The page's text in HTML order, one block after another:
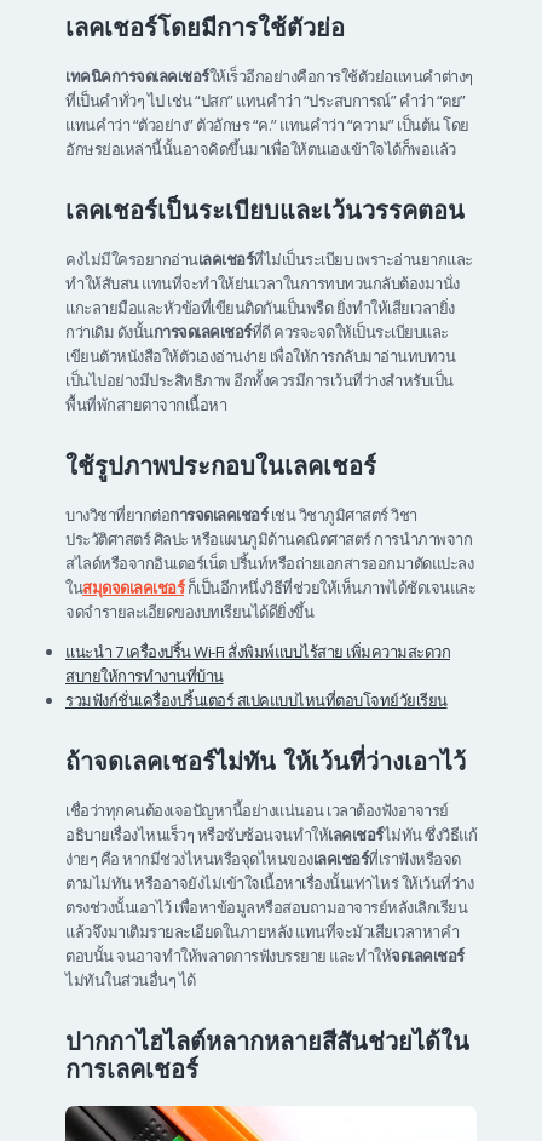
เลคเชอร์โดยมีการใช้ตัวย่อ
เทคนิคการจดเลคเชอร์ให้เร็วอีกอย่างคือการใช้ตัวย่อแทนคำต่างๆ
ที่เป็นคำทั่วๆ ไป เช่น “ปสก” แทนคำว่า “ประสบการณ์” คำว่า “ตย”
แทนคำว่า “ตัวอย่าง” ตัวอักษร “ค.” แทนคำว่า “ความ” เป็นต้น โดย
อักษรย่อเหล่านี้นั้นอาจคิดขึ้นมาเพื่อให้ตนเองเข้าใจได้ก็พอแล้ว
เลคเชอร์เป็นระเบียบและเว้นวรรคตอน
คงไม่มีใครอยากอ่านเลคเชอร์ที่ไม่เป็นระเบียบ เพราะอ่านยากและ
ทำให้สับสน แทนที่จะทำให้ย่นเวลาในการทบทวนกลับต้องมานั่ง
แกะลายมือและหัวข้อที่เขียนติดกันเป็นพรืด ยิ่งทำให้เสียเวลายิ่ง
กว่าเดิม ดังนั้นการจดเลคเชอร์ที่ดี ควรจะจดให้เป็นระเบียบและ
เขียนตัวหนังสือให้ตัวเองอ่านง่าย เพื่อให้การกลับมาอ่านทบทวน
เป็นไปอย่างมีประสิทธิภาพ อีกทั้งควรมีการเว้นที่ว่างสำหรับเป็น
พื้นที่พักสายตาจากเนื้อหา
ใช้รูปภาพประกอบในเลคเชอร์
บางวิชาที่ยากต่อการจดเลคเชอร์เช่น วิชาภูมิศาสตร์ วิชา
ประวัติศาสตร์ ศิลปะ หรือแผนภูมิด้านคณิตศาสตร์ การนำภาพจาก
สไลด์หรือจากอินเตอร์เน็ต ปริ้นท์หรือถ่ายเอกสารออกมาตัดแปะลง
ในสมุดจดเลคเชอร์ก็เป็นอีกหนึ่งวิธีที่ช่วยให้เห็นภาพได้ชัดเจนและ
จดจำรายละเอียดของบทเรียนได้ดียิ่งขึ้น
แนะนำ 7 เครื่องปริ้น Wi-Fi สั่งพิมพ์แบบไร้สาย เพิ่มความสะดวก
สบายให้การทำงานที่บ้าน
รวมฟังก์ชั่นเครื่องปริ้นเตอร์ สเปคแบบไหนที่ตอบโจทย์วัยเรียน
ถ้าจดเลคเชอร์ไม่ทัน ให้เว้นที่ว่างเอาไว้
เชื่อว่าทุกคนต้องเจอปัญหานี้อย่างแน่นอน เวลาต้องฟังอาจารย์
อธิบายเรื่องไหนเร็วๆ หรือซับซ้อนจนทำให้เลคเชอร์ไม่ทัน ซึ่งวิธีแก้
ง่ายๆ คือ หากมีช่วงไหนหรือจุดไหนของเลคเชอร์ที่เราฟังหรือจด
ตามไม่ทัน หรืออาจยังไม่เข้าใจเนื้อหาเรื่องนั้นเท่าไหร่ ให้เว้นที่ว่าง
ตรงช่วงนั้นเอาไว้ เพื่อหาข้อมูลหรือสอบถามอาจารย์หลังเลิกเรียน
แล้วจึงมาเติมรายละเอียดในภายหลัง แทนที่จะมัวเสียเวลาหาคำ
ตอบนั้น จนอาจทำให้พลาดการฟังบรรยาย และทำให้จดเลคเชอร์
ไม่ทันในส่วนอื่นๆ ได้
ปากกาไฮไลต์หลากหลายสีสันช่วยได้ใน
การเลคเชอร์